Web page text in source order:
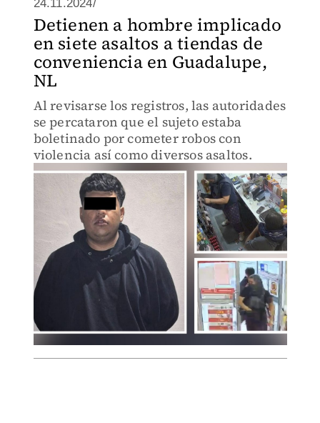
24.11.2024/
Detienen a hombre implicado
en siete asaltos a tiendas de
conveniencia en Guadalupe,
NL
Al revisarse los registros, las autoridades
se percataron que el sujeto estaba
boletinado por cometer robos con
violencia así como diversos asaltos.